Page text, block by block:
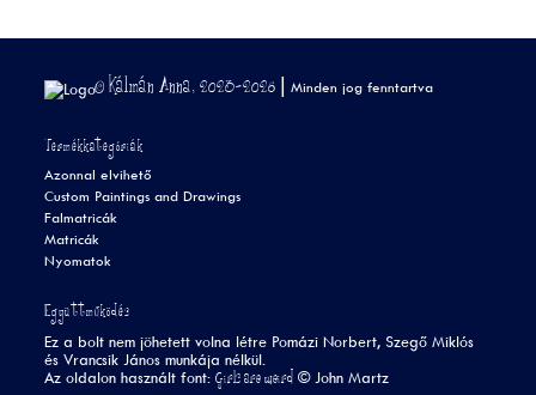
© Kálmán Anna, 2023-2026 |Minden jog fenntartva
Termékkategóriák
Azonnal elvihető
Custom Paintings and Drawings
Falmatricák
Matricák
Nyomatok
Együttműködés
Ez a bolt nem jöhetett volna létre Pomázi Norbert, Szegő Miklós
és Vrancsik János munkája nélkül.
Az oldalon használt font:Girls are weird ©John Martz